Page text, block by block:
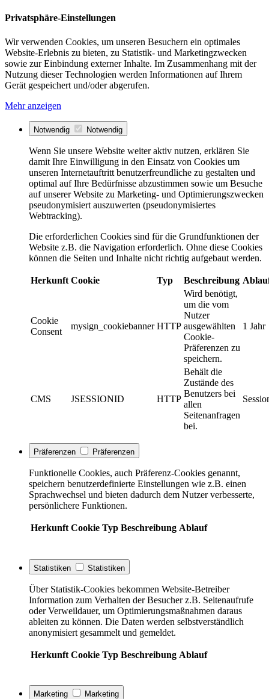
Privatsphäre-Einstellungen
Wir verwenden Cookies, um unseren Besuchern ein optimales
Website-Erlebnis zu bieten, zu Statistik- und Marketingzwecken
sowie zur Einbindung externer Inhalte. Im Zusammenhang mit der
Nutzung dieser Technologien werden Informationen auf Ihrem
Gerät gespeichert und/oder abgerufen.
Mehr anzeigen
Notwendig Notwendig
Wenn Sie unsere Website weiter aktiv nutzen, erklären Sie
damit Ihre Einwilligung in den Einsatz von Cookies um
unseren Internetauftritt benutzerfreundliche zu gestalten und
optimal auf Ihre Bedürfnisse abzustimmen sowie um Besuche
auf unserer Website zu Marketing- und Optimierungszwecken
pseudonymisiert auszuwerten (pseudonymisiertes
Webtracking).
Die erforderlichen Cookies sind für die Grundfunktionen der
Website z.B. die Navigation erforderlich. Ohne diese Cookies
können die Seiten und Inhalte nicht richtig aufgebaut werden.
Herkunft Cookie Typ Beschreibung
Cookie
Consent
mysign_cookiebanner HTTP
Wird benötigt,
um die vom
Nutzer
ausgewählten
Cookie-
Präferenzen zu
speichern.
1 Jahr
CMS JSESSIONID HTTP
Behält die
Zustände des
Benutzers bei
allen
Seitenanfragen
bei.
Präferenzen Präferenzen
Funktionelle Cookies, auch Präferenz-Cookies genannt,
speichern benutzerdefinierte Einstellungen wie z.B. einen
Sprachwechsel und bieten dadurch dem Nutzer verbesserte,
persönlichere Funktionen.
Herkunft Cookie Typ Beschreibung Ablauf
Statistiken Statistiken
Über Statistik-Cookies bekommen Website-Betreiber
Information zum Verhalten der Besucher z.B. Seitenaufrufe
oder Verweildauer, um Optimierungsmaßnahmen daraus
ableiten zu können. Die Daten werden selbstverständlich
anonymisiert gesammelt und gemeldet.
Herkunft Cookie Typ Beschreibung Ablauf
Marketing Marketing